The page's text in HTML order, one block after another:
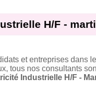
H/F -
et entreprises dans
tous nos consultants
Industrielle H/F -